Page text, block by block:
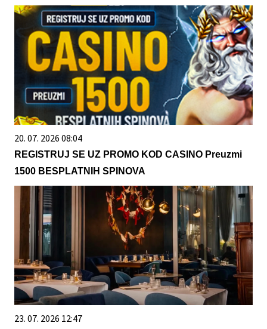
20. 07. 2026 08:04
REGISTRUJ SE UZ PROMO KOD CASINO Preuzmi
1500 BESPLATNIH SPINOVA
23. 07. 2026 12:47